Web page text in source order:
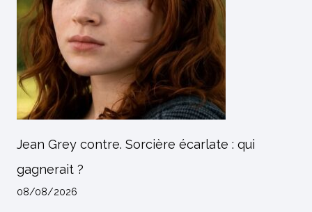
Jean Grey contre. Sorcière écarlate : qui
gagnerait ?
08/08/2026